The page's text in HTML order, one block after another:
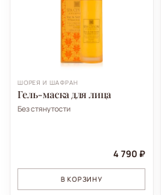
ШОРЕЯ И ШАФРАН
Гель-маска для лица
Без стянутости
4 790 ₽
В КОРЗИНУ